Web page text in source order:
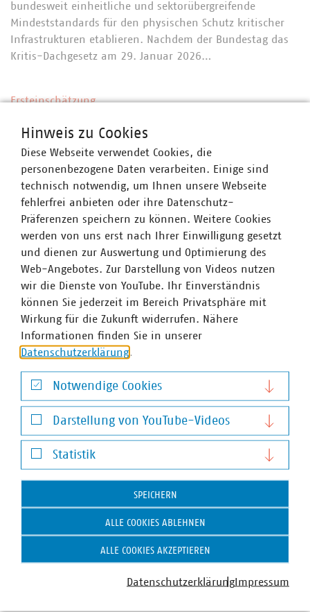
bundesweit einheitliche und sektorübergreifende
Mindeststandards für den physischen Schutz kritischer
Infrastrukturen etablieren. Nachdem der Bundestag das
Kritis-Dachgesetz am 29. Januar 2026…
Ersteinschätzung
Ansätze, aber viele Fragen bleiben offen
24.02.2026
VKU-Hauptgeschäftsführer Ingbert Liebing in einer Erst-
Einschätzung: „Die Beschlüsse zur Fernwärme sind ein
Lichtblick, aber Licht im Heizungskeller sehen wir noch
nicht automatisch. Insbesondere nicht bei der Frage der
Bezahlbarkeit und…
BDEW und VKU fordern zügige Umsetzung der
EuG weist Klagen der Pharma- und
Kosmetikindustrie als unzulässig ab –
Rechtsauffassung von BDEW und VKU bestätigt
19.02.2026
Der Bundesverband der Energie- und Wasserwirtschaft
(BDEW) und der Verband kommunaler Unternehmen (VKU)
begrüßen die Entscheidung des Gerichts der
Europäischen Union (EuG), die Klagen der
pharmazeutischen und kosmetischen Industrie gegen
zentrale…
Bundesnetzagentur streicht vermiedene
Netznutzungsentgelte: VKU kritisiert
überhastete Kürzung scharf
für die Abschmelzung der sogenannten vermiedenen
Hinweis zu Cookies
Diese Webseite verwendet Cookies, die
personenbezogene Daten verarbeiten. Einige sind
technisch notwendig, um Ihnen unsere Webseite
fehlerfrei anbieten oder ihre Datenschutz-
Präferenzen speichern zu können. Weitere Cookies
werden von uns erst nach Ihrer Einwilligung gesetzt
und dienen zur Auswertung und Optimierung des
Web-Angebotes. Zur Darstellung von Videos nutzen
wir die Dienste von YouTube. Ihr Einverständnis
können Sie jederzeit im Bereich Privatsphäre mit
Wirkung für die Zukunft widerrufen. Nähere
Informationen finden Sie in unserer
Datenschutzerklärung.
Notwendige Cookies
Notwendige Cookies
Darstellung von YouTube-Videos
Darstellung von YouTube-Videos
Statistik
Statistik
SPEICHERN
ALLE COOKIES ABLEHNEN
ALLE COOKIES AKZEPTIEREN
DatenschutzerklärungImpressum